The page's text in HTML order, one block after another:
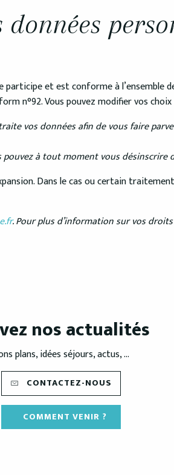
et est conforme à l’ensemble
n°92. Vous pouvez modifier vos
vos données afin de vous faire
pouvez à tout moment vous
Dans le cas ou certain
. Pour plus d’information sur vos
nos actualités
plans, idées séjours, actus, ...
CONTACTEZ-NOUS
COMMENT VENIR ?